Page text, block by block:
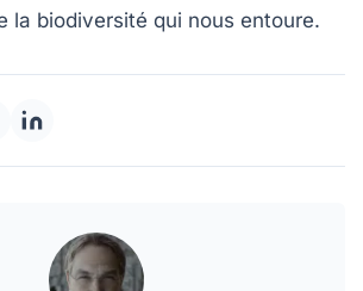
la biodiversité qui nous entoure.